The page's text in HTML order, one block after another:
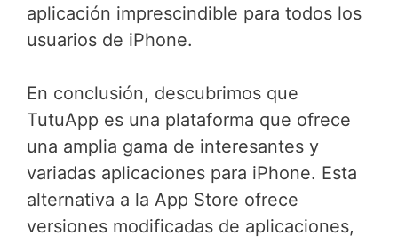
aplicación imprescindible para todos los
usuarios de iPhone.
En conclusión, descubrimos que
TutuApp es una plataforma que ofrece
una amplia gama de interesantes y
variadas aplicaciones para iPhone. Esta
alternativa a la App Store ofrece
versiones modificadas de aplicaciones,